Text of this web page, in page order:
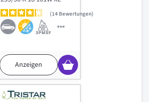
14 Bewertungen
Anzeigen